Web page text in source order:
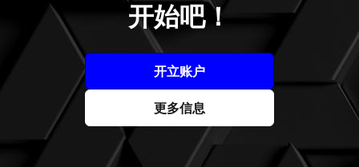
开始吧！
开立账户
更多信息